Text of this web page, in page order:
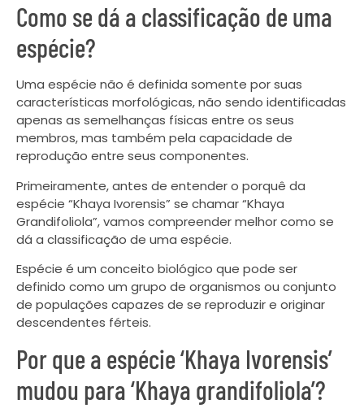
Como se dá a classificação de uma
espécie?
Uma espécie não é definida somente por suas
características morfológicas, não sendo identificadas
apenas as semelhanças físicas entre os seus
membros, mas também pela capacidade de
reprodução entre seus componentes.
Primeiramente, antes de entender o porquê da
espécie “Khaya Ivorensis” se chamar “Khaya
Grandifoliola”, vamos compreender melhor como se
dá a classificação de uma espécie.
Espécie é um conceito biológico que pode ser
definido como um grupo de organismos ou conjunto
de populações capazes de se reproduzir e originar
descendentes férteis.
Por que a espécie ‘Khaya Ivorensis’
mudou para ‘Khaya grandifoliola’?